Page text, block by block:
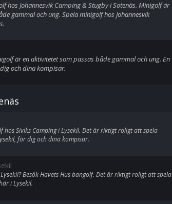
hos Johannesvik Camping & Stugby i Sotenäs. Minigolf är
gammal och ung. Spela minigolf hos Johannesvik
är en aktivitetet som passas både gammal och ung. En
och dina kompisar.
hos Siviks Camping i Lysekil. Det är riktigt roligt att spela
för dig och dina kompisar.
Besök Havets Hus bangolf. Det är riktigt roligt att spela
i Lysekil.